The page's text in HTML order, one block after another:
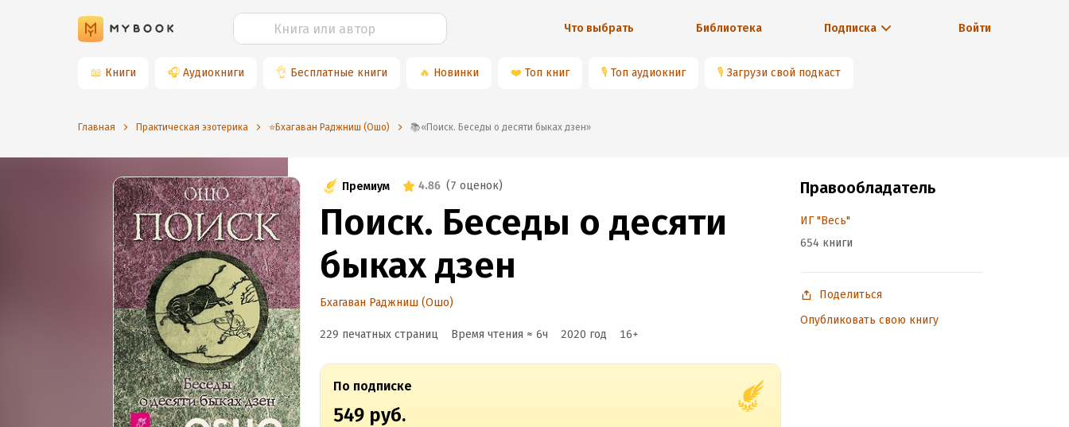
Что выбрать Библиотека Подписка Войти
📖 Книги 🎧 Аудиокниги 👌 Бесплатные книги 🔥 Новинки ❤️ Топ книг 🎙 Топ аудиокниг 🎙 Загрузи свой подкаст
Главная Практическая эзотерика ⭐️Бхагаван Раджниш (Ошо) 📚«Поиск. Беседы о десяти быках дзен»
Премиум 4.86 (7 оценок)
Поиск. Беседы о десяти
быках дзен
Бхагаван Раджниш (Ошо)
229 печатных страниц Время чтения ≈ 6ч 2020 год 16+
По подписке
549 руб.
Правообладатель
ИГ "Весь"
654 книги
Поделиться
Опубликовать свою книгу